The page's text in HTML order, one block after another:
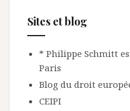
Sites et blog
* Philippe Schmitt
Paris
Blog du droit
CEIPI